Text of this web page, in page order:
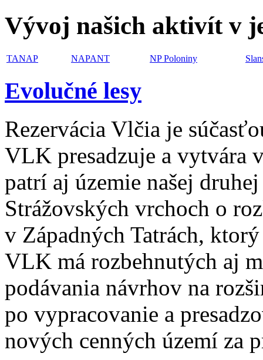
Vývoj našich aktivít v
TANAP NAPANT NP Poloniny
Evolučné lesy
Rezervácia Vlčia je
VLK presadzuje a vytvára
patrí aj územie našej
Strážovských vrchoch o
v Západných Tatrách,
VLK má rozbehnutých aj
podávania návrhov na
po vypracovanie a
nových cenných území za